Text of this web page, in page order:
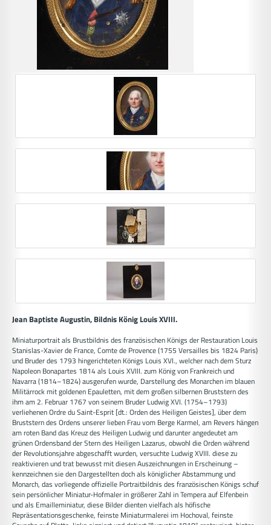
Jean Baptiste Augustin, Bildnis König Louis XVIII.
Miniaturportrait als Brustbildnis des französischen Königs der Restauration Louis
Stanislas-Xavier de France, Comte de Provence (1755 Versailles bis 1824 Paris)
und Bruder des 1793 hingerichteten Königs Louis XVI., welcher nach dem Sturz
Napoleon Bonapartes 1814 als Louis XVIII. zum König von Frankreich und
Navarra (1814–1824) ausgerufen wurde, Darstellung des Monarchen im blauen
Militärrock mit goldenen Epauletten, mit dem großen silbernen Bruststern des
ihm am 2. Februar 1767 von seinem Bruder Ludwig XVI. (1754–1793)
verliehenen Ordre du Saint-Esprit [dt.: Orden des Heiligen Geistes], über dem
Bruststern des Ordens unserer lieben Frau vom Berge Karmel, am Revers hängen
am roten Band das Kreuz des Heiligen Ludwig und darunter angedeutet am
grünen Ordensband der Stern des Heiligen Lazarus, obwohl die Orden während
der Revolutionsjahre abgeschafft wurden, versuchte Ludwig XVIII. diese zu
reaktivieren und trat bewusst mit diesen Auszeichnungen in Erscheinung –
kennzeichnen sie den Dargestellten doch als königlicher Abstammung und
Monarch, das vorliegende offizielle Portraitbildnis des französischen Königs schuf
sein persönlicher Miniatur-Hofmaler in größerer Zahl in Tempera auf Elfenbein
und als Emailleminiatur, diese Bilder dienten vielfach als höfische
Repräsentationsgeschenke, feinste Miniaturmalerei im Hochoval, feinste